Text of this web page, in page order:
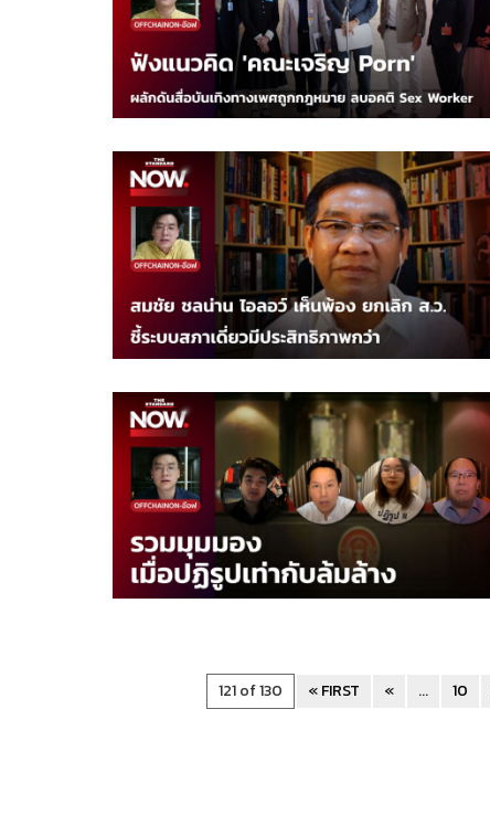
121 of 130 « FIRST « ... 10